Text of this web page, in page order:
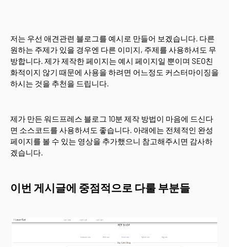
저는 우선 애견관련 블로그를 예시로 만들어 보겠습니다. 다른
원하는 주제가 있을 경우엔 다른 이미지, 주제를 사용하셔도 무
방합니다. 제가 제작한 페이지는 예시 페이지일 뿐이며 SEO친
화적이지 않기 때문에 사용을 하려면 어느정도 커스터마이징을
하시는 것을 추천을 드립니다.
제가 만든 워드프레스 블로그 10분 제작 방법이 마음에 드신다
면 소스코드를 사용하셔도 좋습니다. 아래에는 전체적인 완성
페이지를 볼 수 있는 영상을 추가했으니 참고해주시면 감사하
겠습니다.
이번 게시글에 중점적으로 다룰 부분들